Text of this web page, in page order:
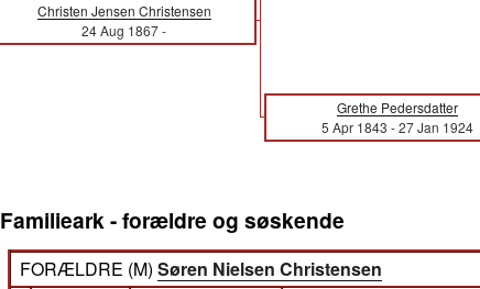
Christen Jensen Christensen
24 Aug 1867-
Grethe Pedersdatter
5 Apr 1843 -27 Jan 1924
Familieark - forældre og søskende
FORÆLDRE (M) Søren Nielsen Christensen